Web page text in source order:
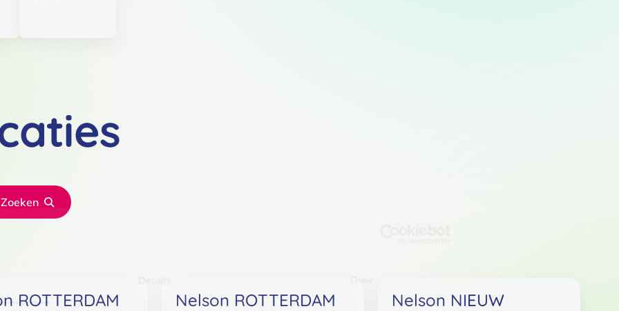
Zoeken
ROTTERDAM
Nelson ROTTERDAM
Nelson NIEUW